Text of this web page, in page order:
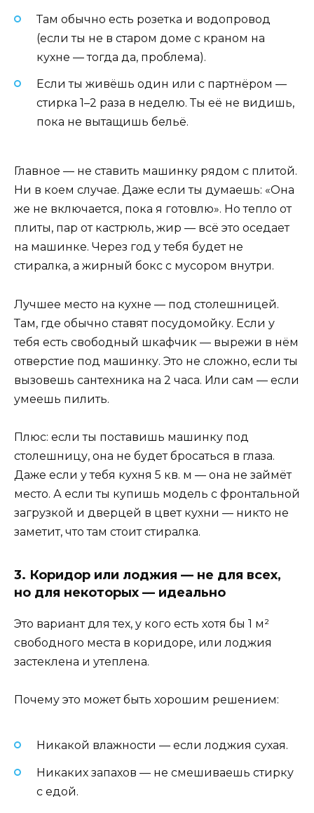
Там обычно есть розетка и водопровод
(если ты не в старом доме с краном на
кухне — тогда да, проблема).
Если ты живёшь один или с партнёром —
стирка 1–2 раза в неделю. Ты её не видишь,
пока не вытащишь бельё.
Главное — не ставить машинку рядом с плитой.
Ни в коем случае. Даже если ты думаешь: «Она
же не включается, пока я готовлю». Но тепло от
плиты, пар от кастрюль, жир — всё это оседает
на машинке. Через год у тебя будет не
стиралка, а жирный бокс с мусором внутри.
Лучшее место на кухне — под столешницей.
Там, где обычно ставят посудомойку. Если у
тебя есть свободный шкафчик — вырежи в нём
отверстие под машинку. Это не сложно, если ты
вызовешь сантехника на 2 часа. Или сам — если
умеешь пилить.
Плюс: если ты поставишь машинку под
столешницу, она не будет бросаться в глаза.
Даже если у тебя кухня 5 кв. м — она не займёт
место. А если ты купишь модель с фронтальной
загрузкой и дверцей в цвет кухни — никто не
заметит, что там стоит стиралка.
3. Коридор или лоджия — не для всех,
но для некоторых — идеально
Это вариант для тех, у кого есть хотя бы 1 м²
свободного места в коридоре, или лоджия
застеклена и утеплена.
Почему это может быть хорошим решением:
Никакой влажности — если лоджия сухая.
Никаких запахов — не смешиваешь стирку
с едой.